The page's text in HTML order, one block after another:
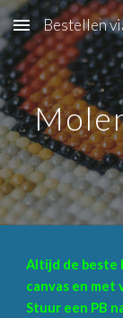
Skip to main
Bestellen
Altijd de beste
canvas en met
Stuur een PB